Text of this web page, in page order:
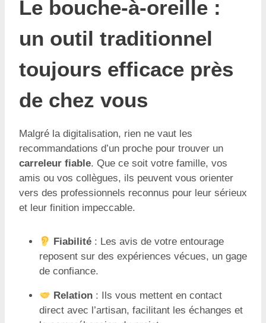
Le bouche-à-oreille :
un outil traditionnel
toujours efficace près
de chez vous
Malgré la digitalisation, rien ne vaut les
recommandations d’un proche pour trouver un
carreleur fiable. Que ce soit votre famille, vos
amis ou vos collègues, ils peuvent vous orienter
vers des professionnels reconnus pour leur sérieux
et leur finition impeccable.
Fiabilité : Les avis de votre entourage
reposent sur des expériences vécues, un gage
de confiance.
Relation : Ils vous mettent en contact
direct avec l’artisan, facilitant les échanges et